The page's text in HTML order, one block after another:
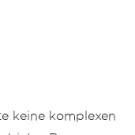
keine komplexen